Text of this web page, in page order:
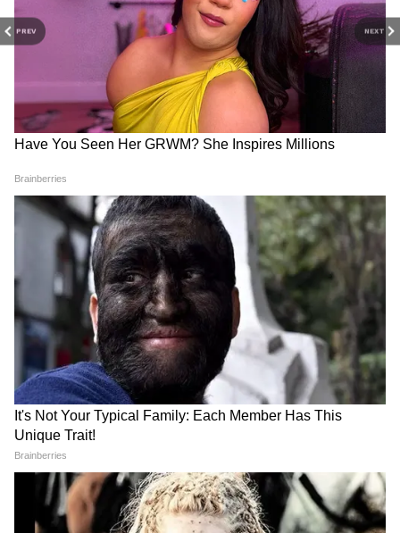
PREV NEXT
Strawberries Small Garden: पॉट्स में
उगाएं स्ट्रॉबेरी, 3 तरीके से बनाएं छोटा फ्रूट्स गार्डन
करें ये 5 काम अपराजिता के बेल पर
छा जाएंगे नीले फूल, पड़ोसी भी पूछेंगे
कौन-सी खाद डाली?
खिलने से पहले टूटकर गिर जा रही है
गुड़हल की कलियां, डालें ये 3 चीज
फिर देखें कमाल